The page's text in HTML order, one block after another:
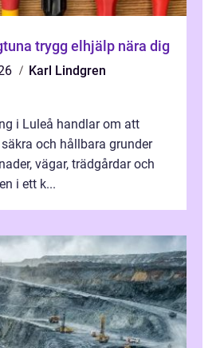
Elektriker sigtuna trygg elhjälp nära dig
Karl Lindgren
i Luleå handlar om att
och hållbara grunder
vägar, trädgårdar och
i ett k...